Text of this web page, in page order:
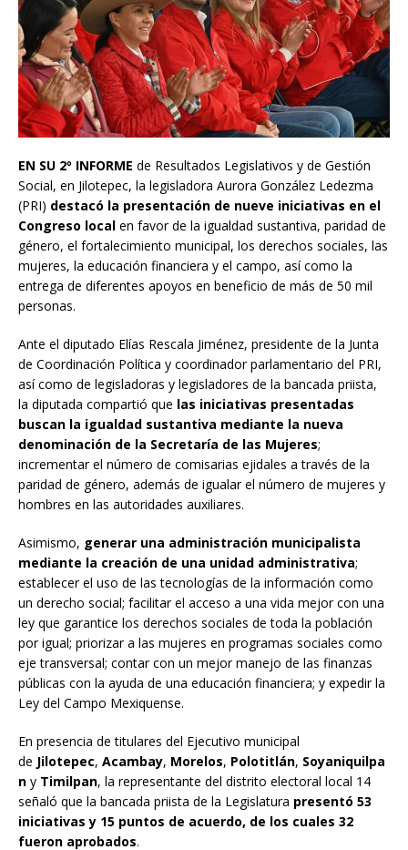
EN SU 2º INFORME de Resultados Legislativos y de Gestión
Social, en Jilotepec, la legisladora Aurora González Ledezma
(PRI) destacó la presentación de nueve iniciativas en el
Congreso local en favor de la igualdad sustantiva, paridad de
género, el fortalecimiento municipal, los derechos sociales, las
mujeres, la educación financiera y el campo, así como la
entrega de diferentes apoyos en beneficio de más de 50 mil
personas.
Ante el diputado Elías Rescala Jiménez, presidente de la Junta
de Coordinación Política y coordinador parlamentario del PRI,
así como de legisladoras y legisladores de la bancada priista,
la diputada compartió que las iniciativas presentadas
buscan la igualdad sustantiva mediante la nueva
denominación de la Secretaría de las Mujeres;
incrementar el número de comisarias ejidales a través de la
paridad de género, además de igualar el número de mujeres y
hombres en las autoridades auxiliares.
Asimismo, generar una administración municipalista
mediante la creación de una unidad administrativa;
establecer el uso de las tecnologías de la información como
un derecho social; facilitar el acceso a una vida mejor con una
ley que garantice los derechos sociales de toda la población
por igual; priorizar a las mujeres en programas sociales como
eje transversal; contar con un mejor manejo de las finanzas
públicas con la ayuda de una educación financiera; y expedir la
Ley del Campo Mexiquense.
En presencia de titulares del Ejecutivo municipal
de Jilotepec, Acambay, Morelos, Polotitlán, Soyaniquilpa
n y Timilpan, la representante del distrito electoral local 14
señaló que la bancada priista de la Legislatura presentó 53
iniciativas y 15 puntos de acuerdo, de los cuales 32
fueron aprobados.